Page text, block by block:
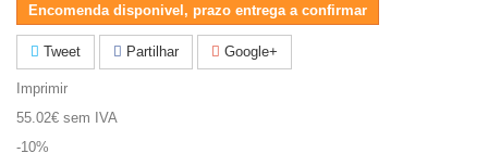
Encomenda disponivel, prazo entrega a confirmar
Tweet Partilhar Google+
Imprimir
55.02€ sem IVA
-10%